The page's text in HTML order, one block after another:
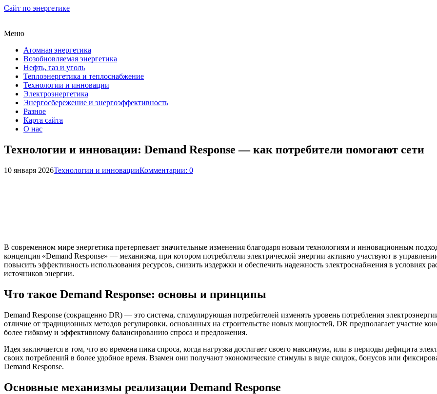
Сайт по энергетике
Меню
Атомная энергетика
Возобновляемая энергетика
Нефть, газ и уголь
Теплоэнергетика и теплоснабжение
Технологии и инновации
Электроэнергетика
Энергосбережение и энергоэффективность
Разное
Карта сайта
О нас
Технологии и инновации: Demand Response — как потребители помогают сети
10 января 2026Технологии и инновацииКомментарии: 0
В современном мире энергетика претерпевает значительные изменения благодаря новым технологиям и инновационным
концепция «Demand Response» — механизма, при котором потребители электрической энергии активно участвуют в
повысить эффективность использования ресурсов, снизить издержки и обеспечить надежность электроснабжения в условиях
источников энергии.
Что такое Demand Response: основы и принципы
Demand Response (сокращенно DR) — это система, стимулирующая потребителей изменять уровень потребления
отличие от традиционных методов регулировки, основанных на строительстве новых мощностей, DR предполагает участие
более гибкому и эффективному балансированию спроса и предложения.
Идея заключается в том, что во времена пика спроса, когда нагрузка достигает своего максимума, или в периоды дефицита
своих потреблений в более удобное время. Взамен они получают экономические стимулы в виде скидок, бонусов или
Demand Response.
Основные механизмы реализации Demand Response